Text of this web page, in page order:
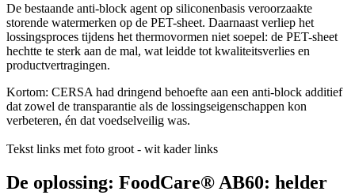
De bestaande anti-block agent op siliconenbasis veroorzaakte
storende watermerken op de PET-sheet. Daarnaast verliep het
lossingsproces tijdens het thermovormen niet soepel: de PET-sheet
hechtte te sterk aan de mal, wat leidde tot kwaliteitsverlies en
productvertragingen.
Kortom: CERSA had dringend behoefte aan een anti-block additief
dat zowel de transparantie als de lossingseigenschappen kon
verbeteren, én dat voedselveilig was.
Tekst links met foto groot - wit kader links
De oplossing: FoodCare® AB60: helder